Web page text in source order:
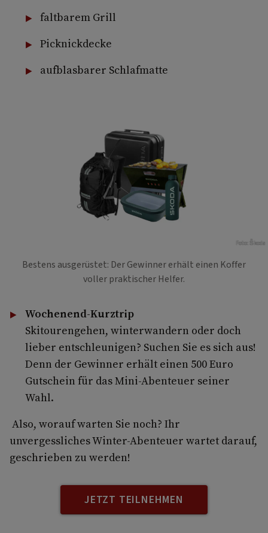
faltbarem Grill
Picknickdecke
aufblasbarer Schlafmatte
Foto: Škoda
Bestens ausgerüstet: Der Gewinner erhält einen Koffer
voller praktischer Helfer.
Wochenend-Kurztrip
Skitourengehen, winterwandern oder doch
lieber entschleunigen? Suchen Sie es sich aus!
Denn der Gewinner erhält einen 500 Euro
Gutschein für das Mini-Abenteuer seiner
Wahl.
Also, worauf warten Sie noch? Ihr
unvergessliches Winter-Abenteuer wartet darauf,
geschrieben zu werden!
JETZT TEILNEHMEN